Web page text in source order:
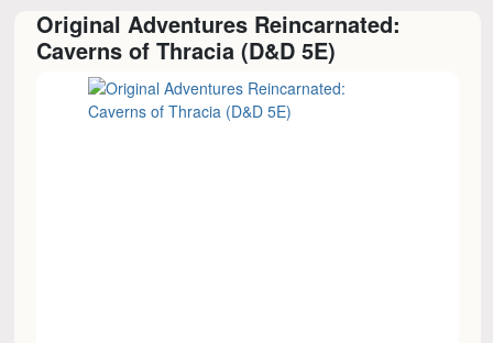
Original Adventures Reincarnated:
Caverns of Thracia (D&D 5E)